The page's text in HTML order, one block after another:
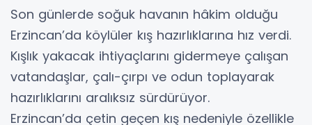
Son günlerde soğuk havanın hâkim olduğu
Erzincan’da köylüler kış hazırlıklarına hız verdi.
Kışlık yakacak ihtiyaçlarını gidermeye çalışan
vatandaşlar, çalı-çırpı ve odun toplayarak
hazırlıklarını aralıksız sürdürüyor.
Erzincan’da çetin geçen kış nedeniyle özellikle